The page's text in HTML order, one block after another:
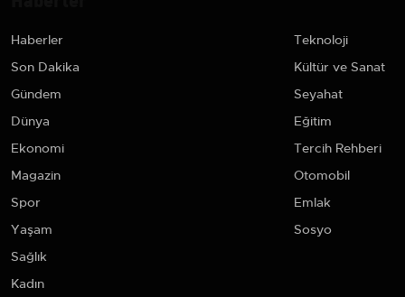
Haberler
Son Dakika
Gündem
Dünya
Ekonomi
Magazin
Spor
Yaşam
Sağlık
Kadın
Teknoloji
Kültür ve Sanat
Seyahat
Eğitim
Tercih Rehberi
Otomobil
Emlak
Sosyo